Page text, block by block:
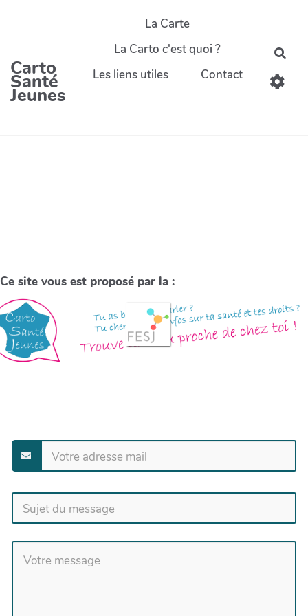
Carto
Santé
Jeunes
La Carte
La Carto c'est quoi ?
Les liens utiles
Contact
Ce site vous est proposé par la :